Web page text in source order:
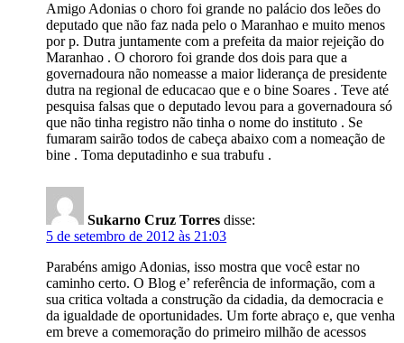
Amigo Adonias o choro foi grande no palácio dos leões do
deputado que não faz nada pelo o Maranhao e muito menos
por p. Dutra juntamente com a prefeita da maior rejeição do
Maranhao . O chororo foi grande dos dois para que a
governadoura não nomeasse a maior liderança de presidente
dutra na regional de educacao que e o bine Soares . Teve até
pesquisa falsas que o deputado levou para a governadoura só
que não tinha registro não tinha o nome do instituto . Se
fumaram sairão todos de cabeça abaixo com a nomeação de
bine . Toma deputadinho e sua trabufu .
Sukarno Cruz Torres disse:
5 de setembro de 2012 às 21:03
Parabéns amigo Adonias, isso mostra que você estar no
caminho certo. O Blog e’ referência de informação, com a
sua critica voltada a construção da cidadia, da democracia e
da igualdade de oportunidades. Um forte abraço e, que venha
em breve a comemoração do primeiro milhão de acessos